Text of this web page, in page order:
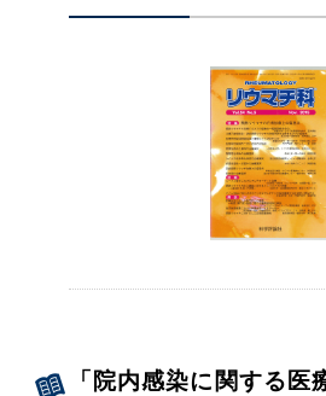
「院内感染に関する医